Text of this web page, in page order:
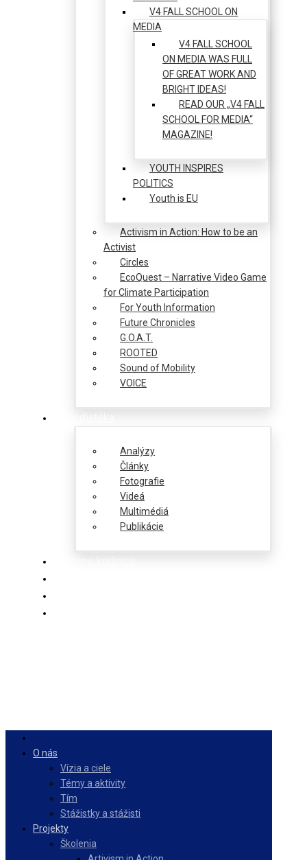
V4 FALL SCHOOL ON
MEDIA
V4 FALL SCHOOL
ON MEDIA WAS FULL
OF GREAT WORK AND
BRIGHT IDEAS!
READ OUR „V4 FALL
SCHOOL FOR MEDIA“
MAGAZINE!
YOUTH INSPIRES
POLITICS
Youth is EU
Activism in Action: How to be an
Activist
Circles
EcoQuest – Narrative Video Game
for Climate Participation
For Youth Information
Future Chronicles
G.O.A.T.
ROOTED
Sound of Mobility
VOICE
Analýzy
Články
Fotografie
Videá
Multimédiá
Publikácie
O nás
Vízia a ciele
Témy a aktivity
Tím
Stážistky a stážisti
Projekty
Školenia